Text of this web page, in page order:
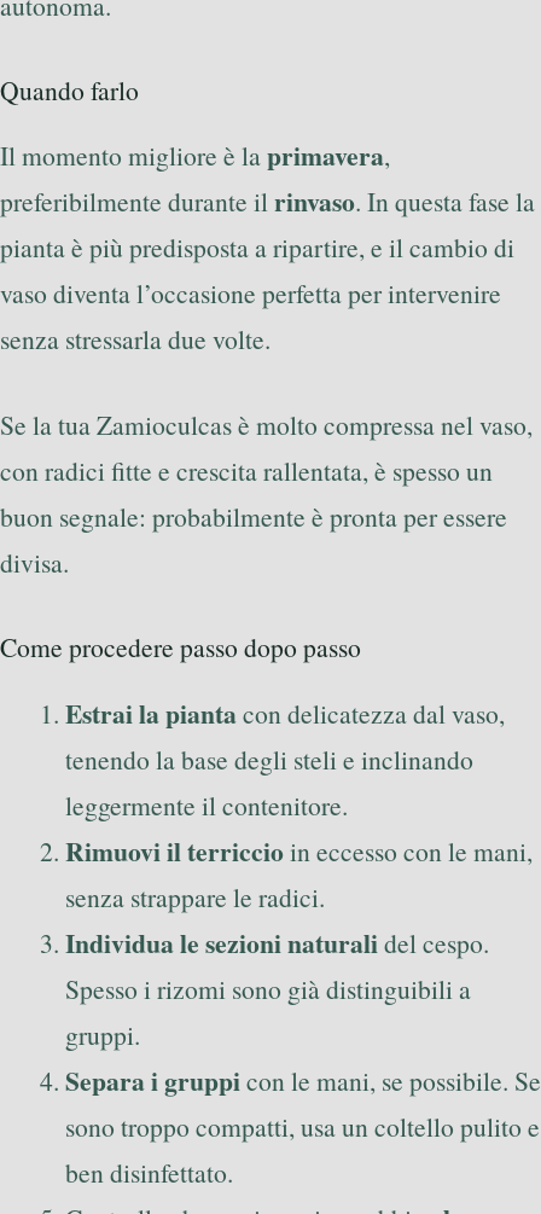
Quando farlo
Il momento migliore è laprimavera,
preferibilmente durante ilrinvaso. In questa fase la
pianta è più predisposta a ripartire, e il cambio di
vaso diventa l’occasione perfetta per intervenire
senza stressarla due volte.
Se la tua Zamioculcas è molto compressa nel vaso,
con radici fitte e crescita rallentata, è spesso un
buon segnale: probabilmente è pronta per essere
divisa.
Come procedere passo dopo passo
Estrai la piantacon delicatezza dal vaso,
tenendo la base degli steli e inclinando
leggermente il contenitore.
Rimuovi il terriccioin eccesso con le mani,
senza strappare le radici.
Individua le sezioni naturalidel cespo.
Spesso i rizomi sono già distinguibili a
gruppi.
Separa i gruppicon le mani, se possibile. Se
sono troppo compatti, usa un coltello pulito e
ben disinfettato.